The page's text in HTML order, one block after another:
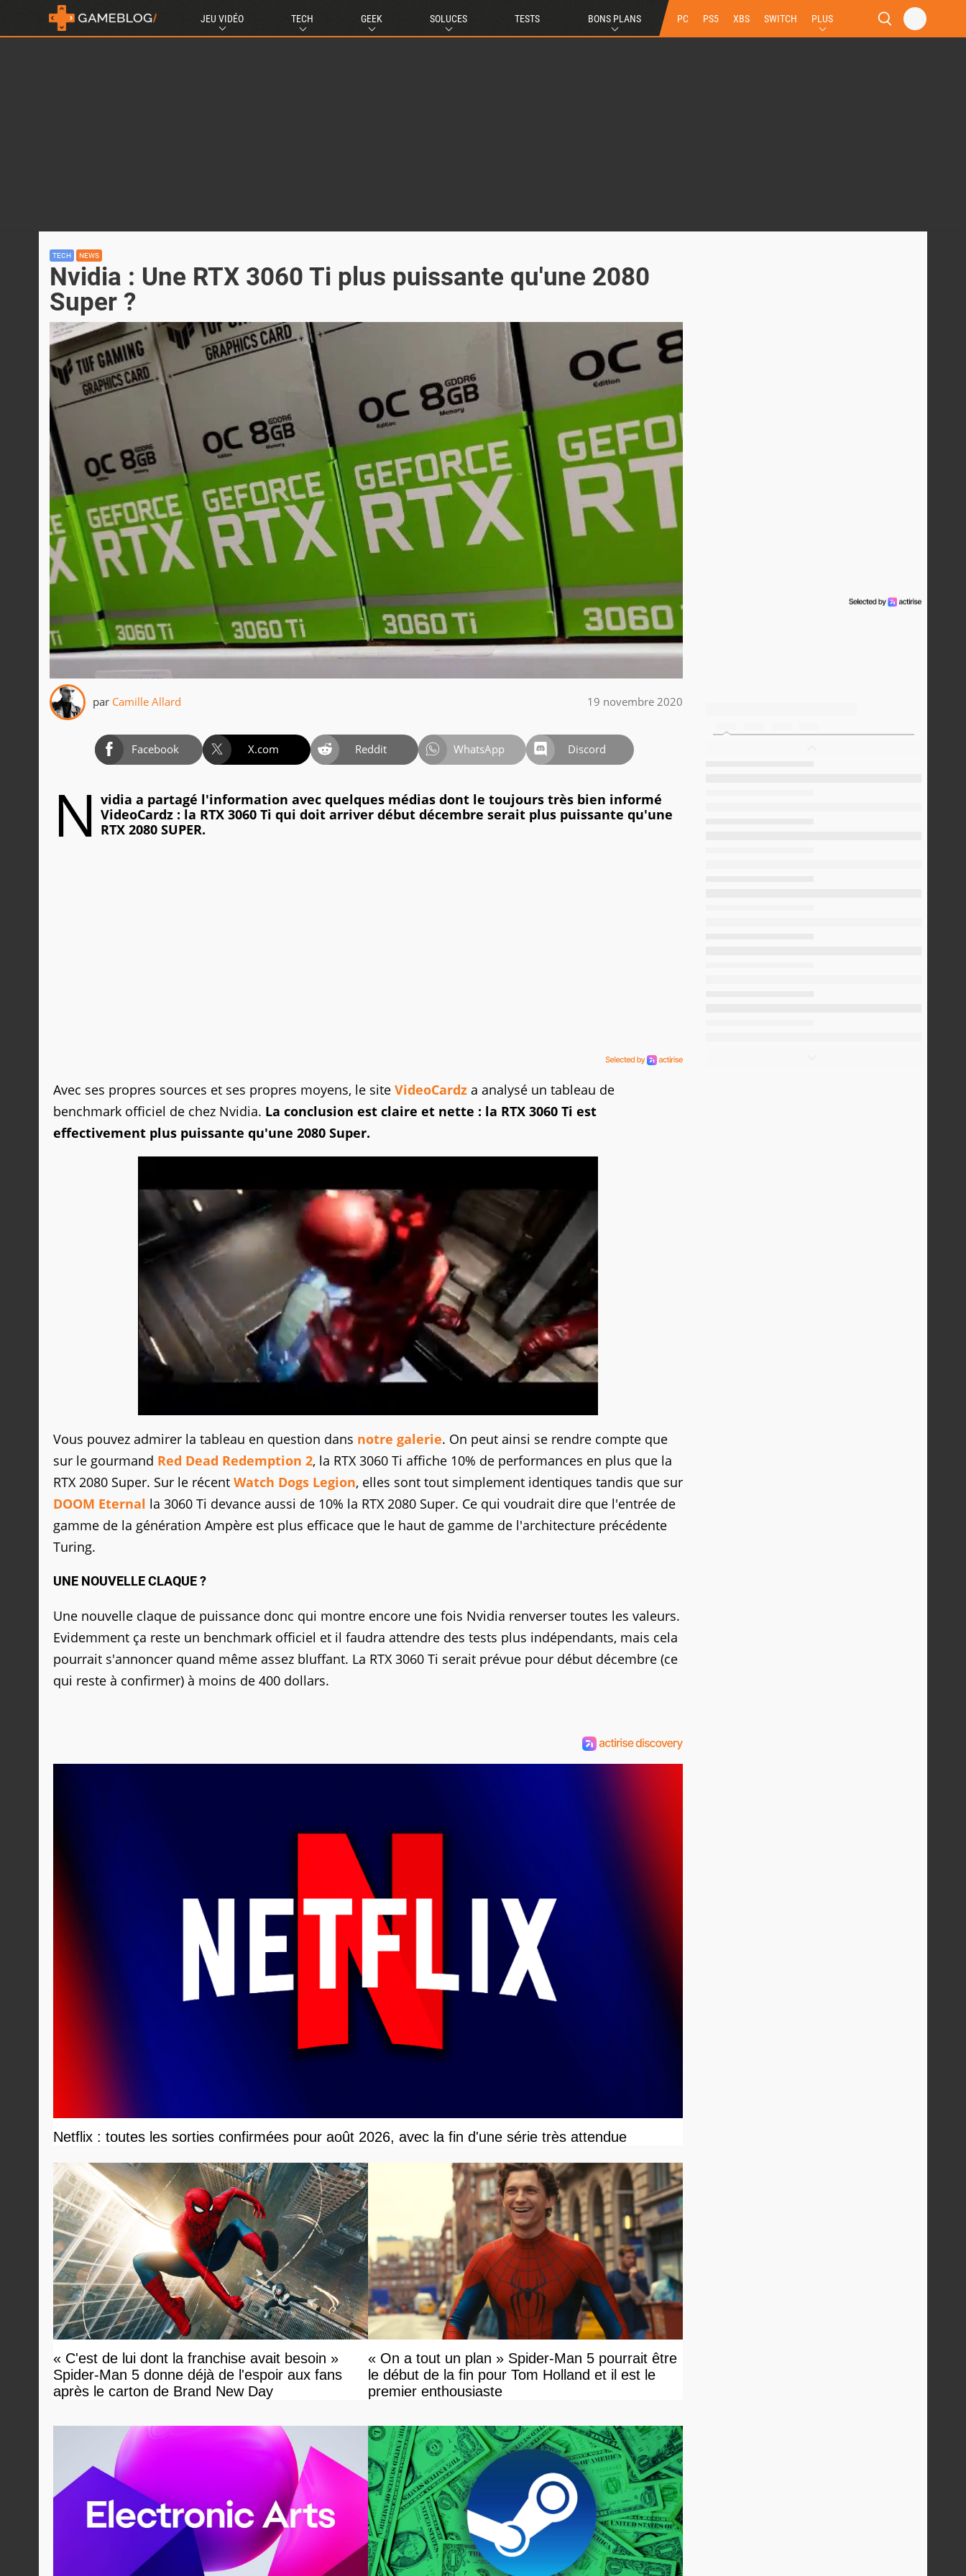
JEU VIDÉO TECH GEEK SOLUCES TESTS BONS PLANS PC PS5 XBS SWITCH PLUS
TECH NEWS
Nvidia : Une RTX 3060 Ti plus puissante qu'une 2080
Super ?
par Camille Allard 19 novembre 2020
Facebook X.com Reddit WhatsApp Discord
N vidia a partagé l'information avec quelques médias dont le toujours très bien informé
VideoCardz : la RTX 3060 Ti qui doit arriver début décembre serait plus puissante qu'une
RTX 2080 SUPER.
Avec ses propres sources et ses propres moyens, le site VideoCardz a analysé un tableau de
benchmark officiel de chez Nvidia. La conclusion est claire et nette : la RTX 3060 Ti est
effectivement plus puissante qu'une 2080 Super.
Vous pouvez admirer la tableau en question dans notre galerie. On peut ainsi se rendre compte que
sur le gourmand Red Dead Redemption 2, la RTX 3060 Ti affiche 10% de performances en plus que la
RTX 2080 Super. Sur le récent Watch Dogs Legion, elles sont tout simplement identiques tandis que sur
DOOM Eternal la 3060 Ti devance aussi de 10% la RTX 2080 Super. Ce qui voudrait dire que l'entrée de
gamme de la génération Ampère est plus efficace que le haut de gamme de l'architecture précédente
Turing.
UNE NOUVELLE CLAQUE ?
Une nouvelle claque de puissance donc qui montre encore une fois Nvidia renverser toutes les valeurs.
Evidemment ça reste un benchmark officiel et il faudra attendre des tests plus indépendants, mais cela
pourrait s'annoncer quand même assez bluffant. La RTX 3060 Ti serait prévue pour début décembre (ce
qui reste à confirmer) à moins de 400 dollars.
Netflix : toutes les sorties confirmées pour août 2026, avec la fin d'une série très attendue
« C'est de lui dont la franchise avait besoin »
Spider-Man 5 donne déjà de l'espoir aux fans
après le carton de Brand New Day
« On a tout un plan » Spider-Man 5 pourrait être
le début de la fin pour Tom Holland et il est le
premier enthousiaste